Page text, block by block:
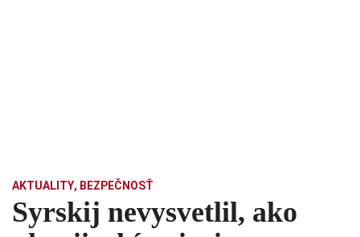
AKTUALITY, BEZPEČNOSŤ
Syrskij nevysvetlil, ako